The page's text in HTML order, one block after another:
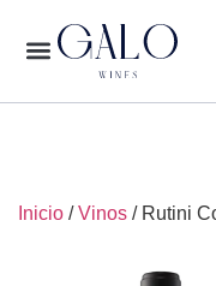
Inicio /Vinos / Rutini